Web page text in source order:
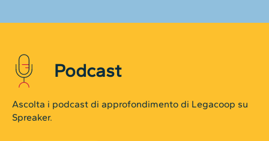
Podcast
Ascolta i podcast di approfondimento di Legacoop su
Spreaker.